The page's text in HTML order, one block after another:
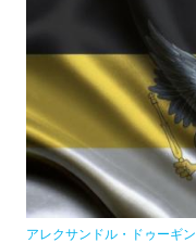
アレクサンドル・ドゥーギン